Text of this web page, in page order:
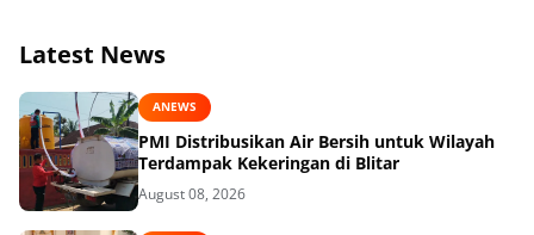
Latest News
ANEWS
PMI Distribusikan Air Bersih untuk Wilayah
Terdampak Kekeringan di Blitar
August 08, 2026